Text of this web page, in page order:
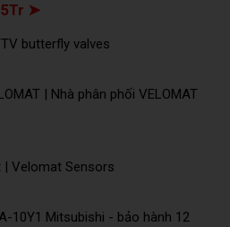
➤
butterfly valves
| Nhà phân phối VELOMAT
| Velomat Sensors
10Y1 Mitsubishi - bảo hành 12